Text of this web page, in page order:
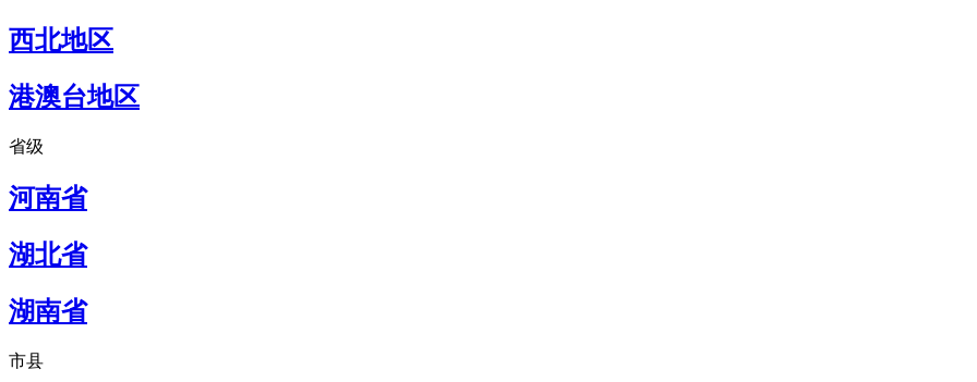
西北地区
港澳台地区
省级
河南省
湖北省
湖南省
市县